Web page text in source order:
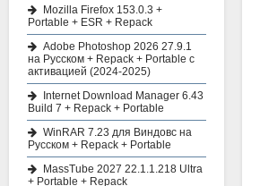
Mozilla Firefox 153.0.3 +
Portable + ESR + Repack
Adobe Photoshop 2026 27.9.1
на Русском + Repack + Portable с
активацией (2024-2025)
Internet Download Manager 6.43
Build 7 + Repack + Portable
WinRAR 7.23 для Виндовс на
Русском + Repack + Portable
MassTube 2027 22.1.1.218 Ultra
+ Portable + Repack